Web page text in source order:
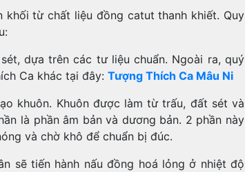
từ chất liệu đồng catut thanh khiết. Quy
dựa trên các tư liệu chuẩn. Ngoài ra, quý
Ca khác tại đây: Tượng Thích Ca Mâu Ni
khuôn. Khuôn được làm từ trấu, đất sét và
là phần âm bản và dương bản. 2 phần này
và chờ khô để chuẩn bị đúc.
sẽ tiến hành nấu đồng hoá lỏng ở nhiệt độ